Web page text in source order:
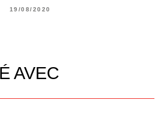
19/08/2020
AVEC